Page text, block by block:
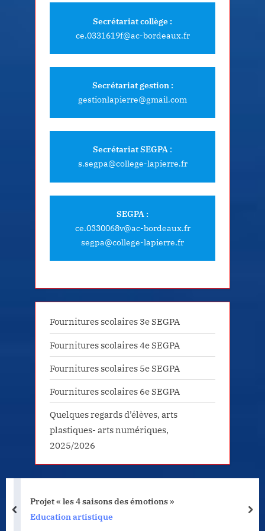
Secrétariat collège :
ce.0331619f@ac-bordeaux.fr
Secrétariat gestion :
gestionlapierre@gmail.com
Secrétariat SEGPA :
s.segpa@college-lapierre.fr
SEGPA :
ce.0330068v@ac-bordeaux.fr
segpa@college-lapierre.fr
Fournitures scolaires 3e SEGPA
Fournitures scolaires 4e SEGPA
Fournitures scolaires 5e SEGPA
Fournitures scolaires 6e SEGPA
Quelques regards d’élèves, arts
plastiques- arts numériques,
2025/2026
Projet « les 4 saisons des émotions »
Education artistique
prev